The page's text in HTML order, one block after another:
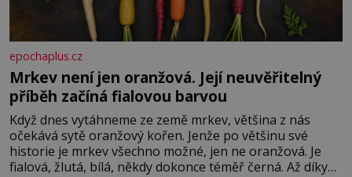
epochaplus.cz
Mrkev není jen oranžová. Její neuvěřitelný
příběh začíná fialovou barvou
Když dnes vytáhneme ze země mrkev, většina z nás
očekává sytě oranžový kořen. Jenže po většinu své
historie je mrkev všechno možné, jen ne oranžová. Je
fialová, žlutá, bílá, někdy dokonce téměř černá. Až díky